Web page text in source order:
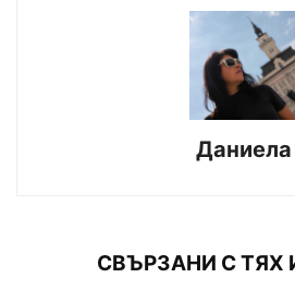
Даниела
СВЪРЗАНИ С ТЯХ